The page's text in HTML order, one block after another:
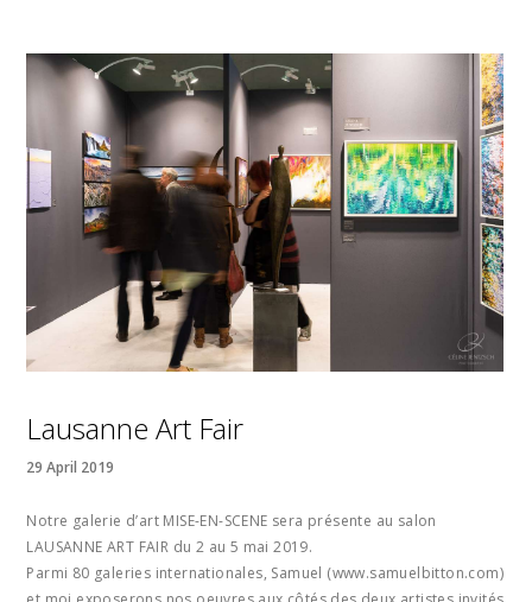
Lausanne Art Fair
29 April 2019
Notre galerie d’art MISE-EN-SCENE sera présente au salon
LAUSANNE ART FAIR du 2 au 5 mai 2019.
Parmi 80 galeries internationales, Samuel (www.samuelbitton.com)